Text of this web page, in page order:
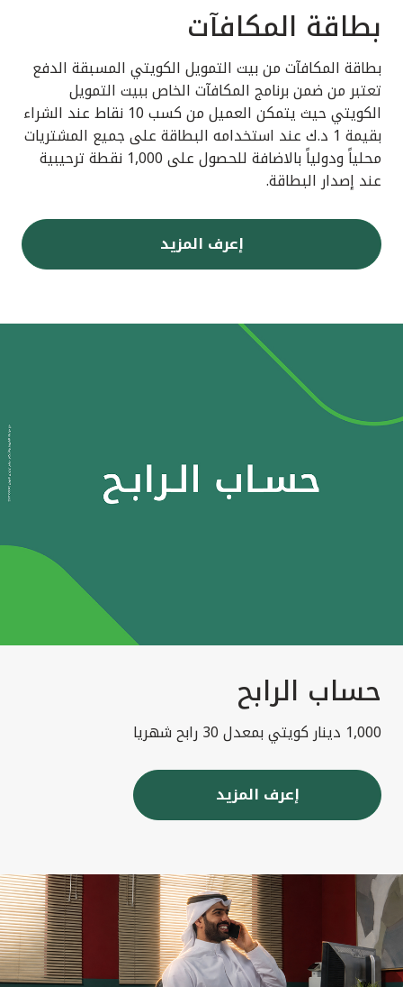
بطاقة المكافآت
بطاقة المكافآت من بيت التمويل الكويتي المسبقة الدفع
تعتبر من ضمن برنامج المكافآت الخاص ببيت التمويل
الكويتي حيث يتمكن العميل من كسب 10 نقاط عند الشراء
بقيمة 1 د.ك عند استخدامه البطاقة على جميع المشتريات
محلياً ودولياً بالاضافة للحصول على 1,000 نقطة ترحيبية
عند إصدار البطاقة.
إعرف المزيد
حساب الرابح
1,000 دينار كويتي بمعدل 30 رابح شهريا
إعرف المزيد